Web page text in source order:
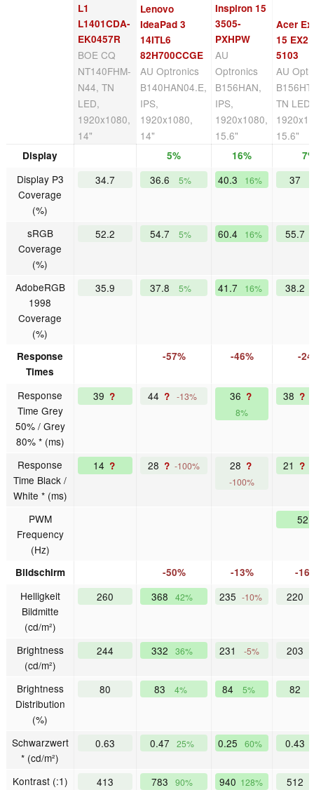
L1
L1401CDA-
EK0457R
BOE CQ
NT140FHM-
N44, TN
LED,
1920x1080,
14"
Lenovo
IdeaPad 3
14ITL6
82H700CCGE
AU Optronics
B140HAN04.E,
IPS,
1920x1080,
14"
Inspiron 15
3505-
PXHPW
AU
Optronics
B156HAN,
IPS,
1920x1080,
15.6"
Acer
15
5103
AU
TN LED,
15.6"
Display 5% 16%
Display P3
Coverage
(%)
34.7 36.6 5% 40.3 16% 37
sRGB
Coverage
(%)
52.2 54.7 5% 60.4 16% 55.7
AdobeRGB
1998
Coverage
(%)
35.9 37.8 5% 41.7 16% 38.2
Response
Times
-57% -46% -
Response
Time Grey
50% / Grey
80% * (ms)
39 ? 44 ? -13% 36 ?
8%
38 ?
Response
Time Black /
White * (ms)
14 ? 28 ? -100% 28 ?
-100%
21 ?
PWM
Frequency
(Hz)
52
Bildschirm -50% -13% -
Helligkeit
Bildmitte
(cd/m²)
260 368 42% 235 -10% 220
Brightness
(cd/m²)
244 332 36% 231 -5% 203
Brightness
Distribution
(%)
80 83 4% 84 5% 82
Schwarzwert
* (cd/m²)
0.63 0.47 25% 0.25 60% 0.43
Kontrast (:1) 413 783 90% 940 128% 512